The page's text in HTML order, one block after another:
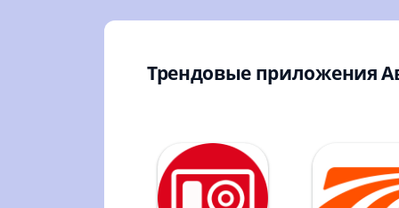
Трендовые приложения